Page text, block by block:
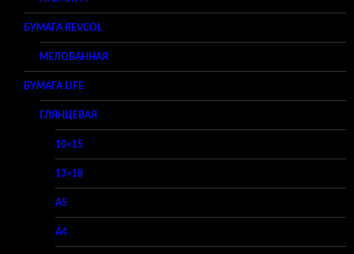
БУМАГА REVCOL
МЕЛОВАННАЯ
БУМАГА LIFE
ГЛЯНЦЕВАЯ
10×15
13×18
A5
A4